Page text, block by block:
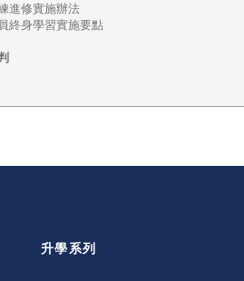
進修實施辦法
終身學習實施要點
升學系列